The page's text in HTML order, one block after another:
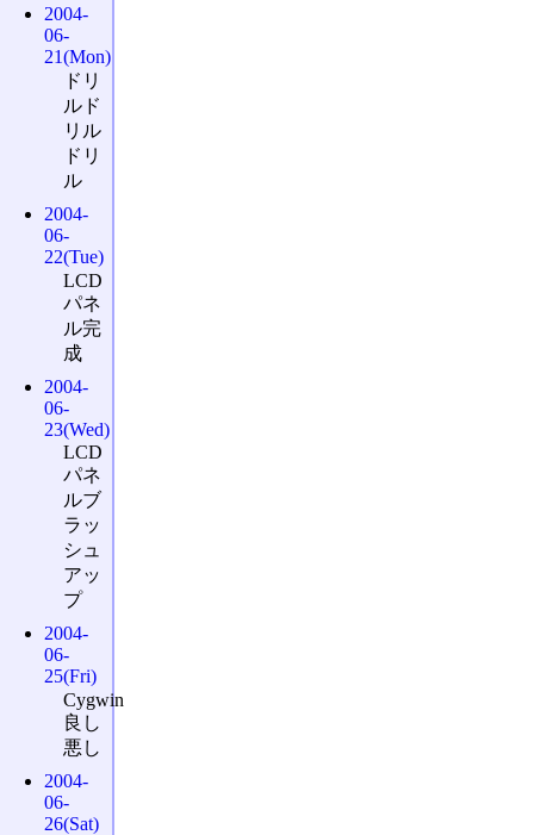
2004-
06-
21(Mon)
ドリ
ルド
リル
ドリ
ル
2004-
06-
22(Tue)
LCD
パネ
ル完
成
2004-
06-
23(Wed)
LCD
パネ
ルブ
ラッ
シュ
アッ
プ
2004-
06-
25(Fri)
Cygwin
良し
悪し
2004-
06-
26(Sat)